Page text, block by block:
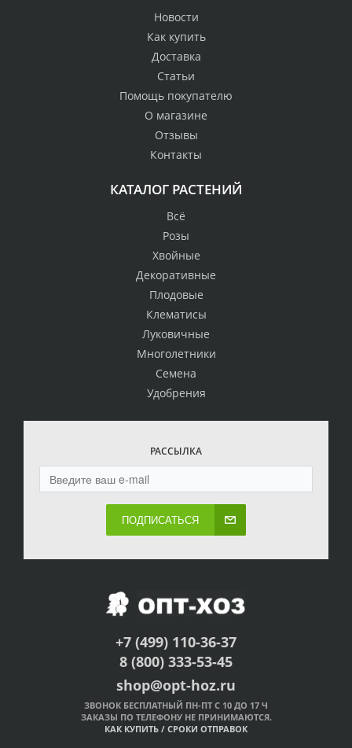
Новости
Как купить
Доставка
Статьи
Помощь покупателю
О магазине
Отзывы
Контакты
КАТАЛОГ РАСТЕНИЙ
Всё
Розы
Хвойные
Декоративные
Плодовые
Клематисы
Луковичные
Многолетники
Семена
Удобрения
РАССЫЛКА
ПОДПИСАТЬСЯ
+7 (499) 110-36-37
8 (800) 333-53-45
shop@opt-hoz.ru
ЗВОНОК БЕСПЛАТНЫЙ ПН-ПТ С 10 ДО 17 Ч
ЗАКАЗЫ ПО ТЕЛЕФОНУ НЕ ПРИНИМАЮТСЯ.
КАК КУПИТЬ / СРОКИ ОТПРАВОК